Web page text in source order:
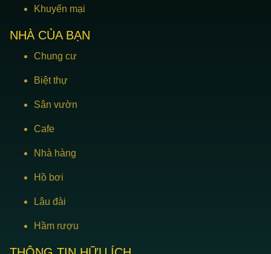
Khuyến mại
NHÀ CỦA BẠN
Chung cư
Biệt thự
Sân vườn
Cafe
Nhà hàng
Hồ bơi
Lâu đài
Hầm rượu